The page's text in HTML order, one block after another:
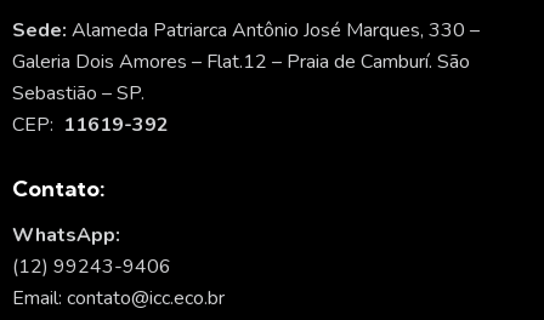
Sede: Alameda Patriarca Antônio José Marques, 330 –
Galeria Dois Amores – Flat.12 – Praia de Camburí. São
Sebastião – SP.
CEP: 11619-392
Contato:
WhatsApp:
(12) 99243-9406
Email: contato@icc.eco.br